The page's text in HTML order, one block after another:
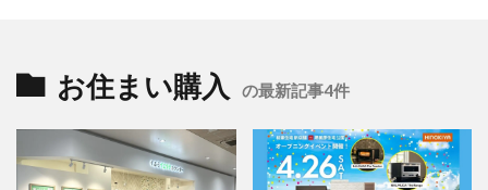
お住まい購入 の最新記事4件